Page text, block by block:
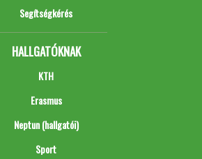
Segítségkérés
HALLGATÓKNAK
KTH
Erasmus
Neptun (hallgatói)
Sport